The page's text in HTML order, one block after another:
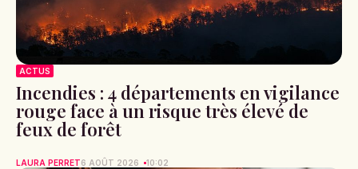
ACTUS
Incendies : 4 départements en vigilance
rouge face à un risque très élevé de
feux de forêt
LAURA PERRET6 AOÛT 2026 10:02